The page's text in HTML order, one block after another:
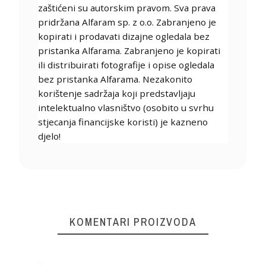
zaštićeni su autorskim pravom. Sva prava
pridržana Alfaram sp. z o.o. Zabranjeno je
kopirati i prodavati dizajne ogledala bez
pristanka Alfarama. Zabranjeno je kopirati
ili distribuirati fotografije i opise ogledala
bez pristanka Alfarama. Nezakonito
korištenje sadržaja koji predstavljaju
intelektualno vlasništvo (osobito u svrhu
stjecanja financijske koristi) je kazneno
djelo!
KOMENTARI PROIZVODA